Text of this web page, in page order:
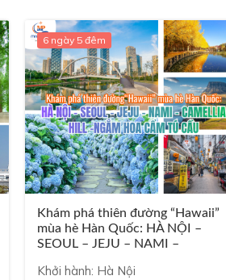
6 ngày 5 đêm
Khám phá thiên đường “Hawaii”
mùa hè Hàn Quốc: HÀ NỘI –
SEOUL – JEJU – NAMI –
Khởi hành: Hà Nội